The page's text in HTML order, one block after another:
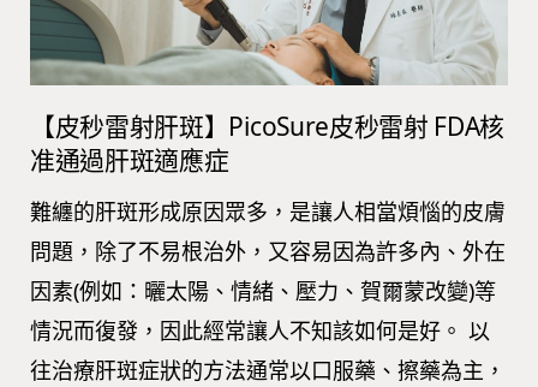
【皮秒雷射肝斑】PicoSure皮秒雷射 FDA核
准通過肝斑適應症
難纏的肝斑形成原因眾多，是讓人相當煩惱的皮膚
問題，除了不易根治外，又容易因為許多內、外在
因素(例如：曬太陽、情緒、壓力、賀爾蒙改變)等
情況而復發，因此經常讓人不知該如何是好。 以
往治療肝斑症狀的方法通常以口服藥、擦藥為主，